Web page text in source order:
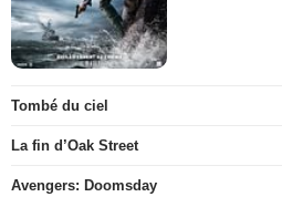
Tombé du ciel
La fin d’Oak Street
Avengers: Doomsday